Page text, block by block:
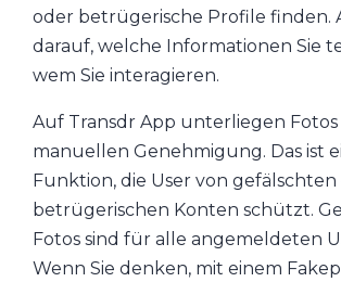
oder betrügerische Profile finden.
darauf, welche Informationen Sie
wem Sie interagieren.
Auf Transdr App unterliegen
manuellen Genehmigung. Das ist
Funktion, die User von
betrügerischen Konten schützt.
Fotos sind für alle angemeldeten
Wenn Sie denken, mit einem